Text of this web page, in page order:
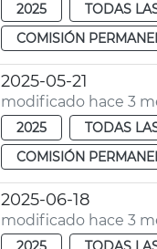
2025 TODAS
COMISIÓN
2025-05-21
modificado hace 3
2025 TODAS
COMISIÓN
2025-06-18
modificado hace 3